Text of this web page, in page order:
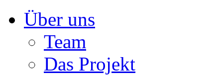
Inhalt
springenÜber uns
Team
Das Projekt